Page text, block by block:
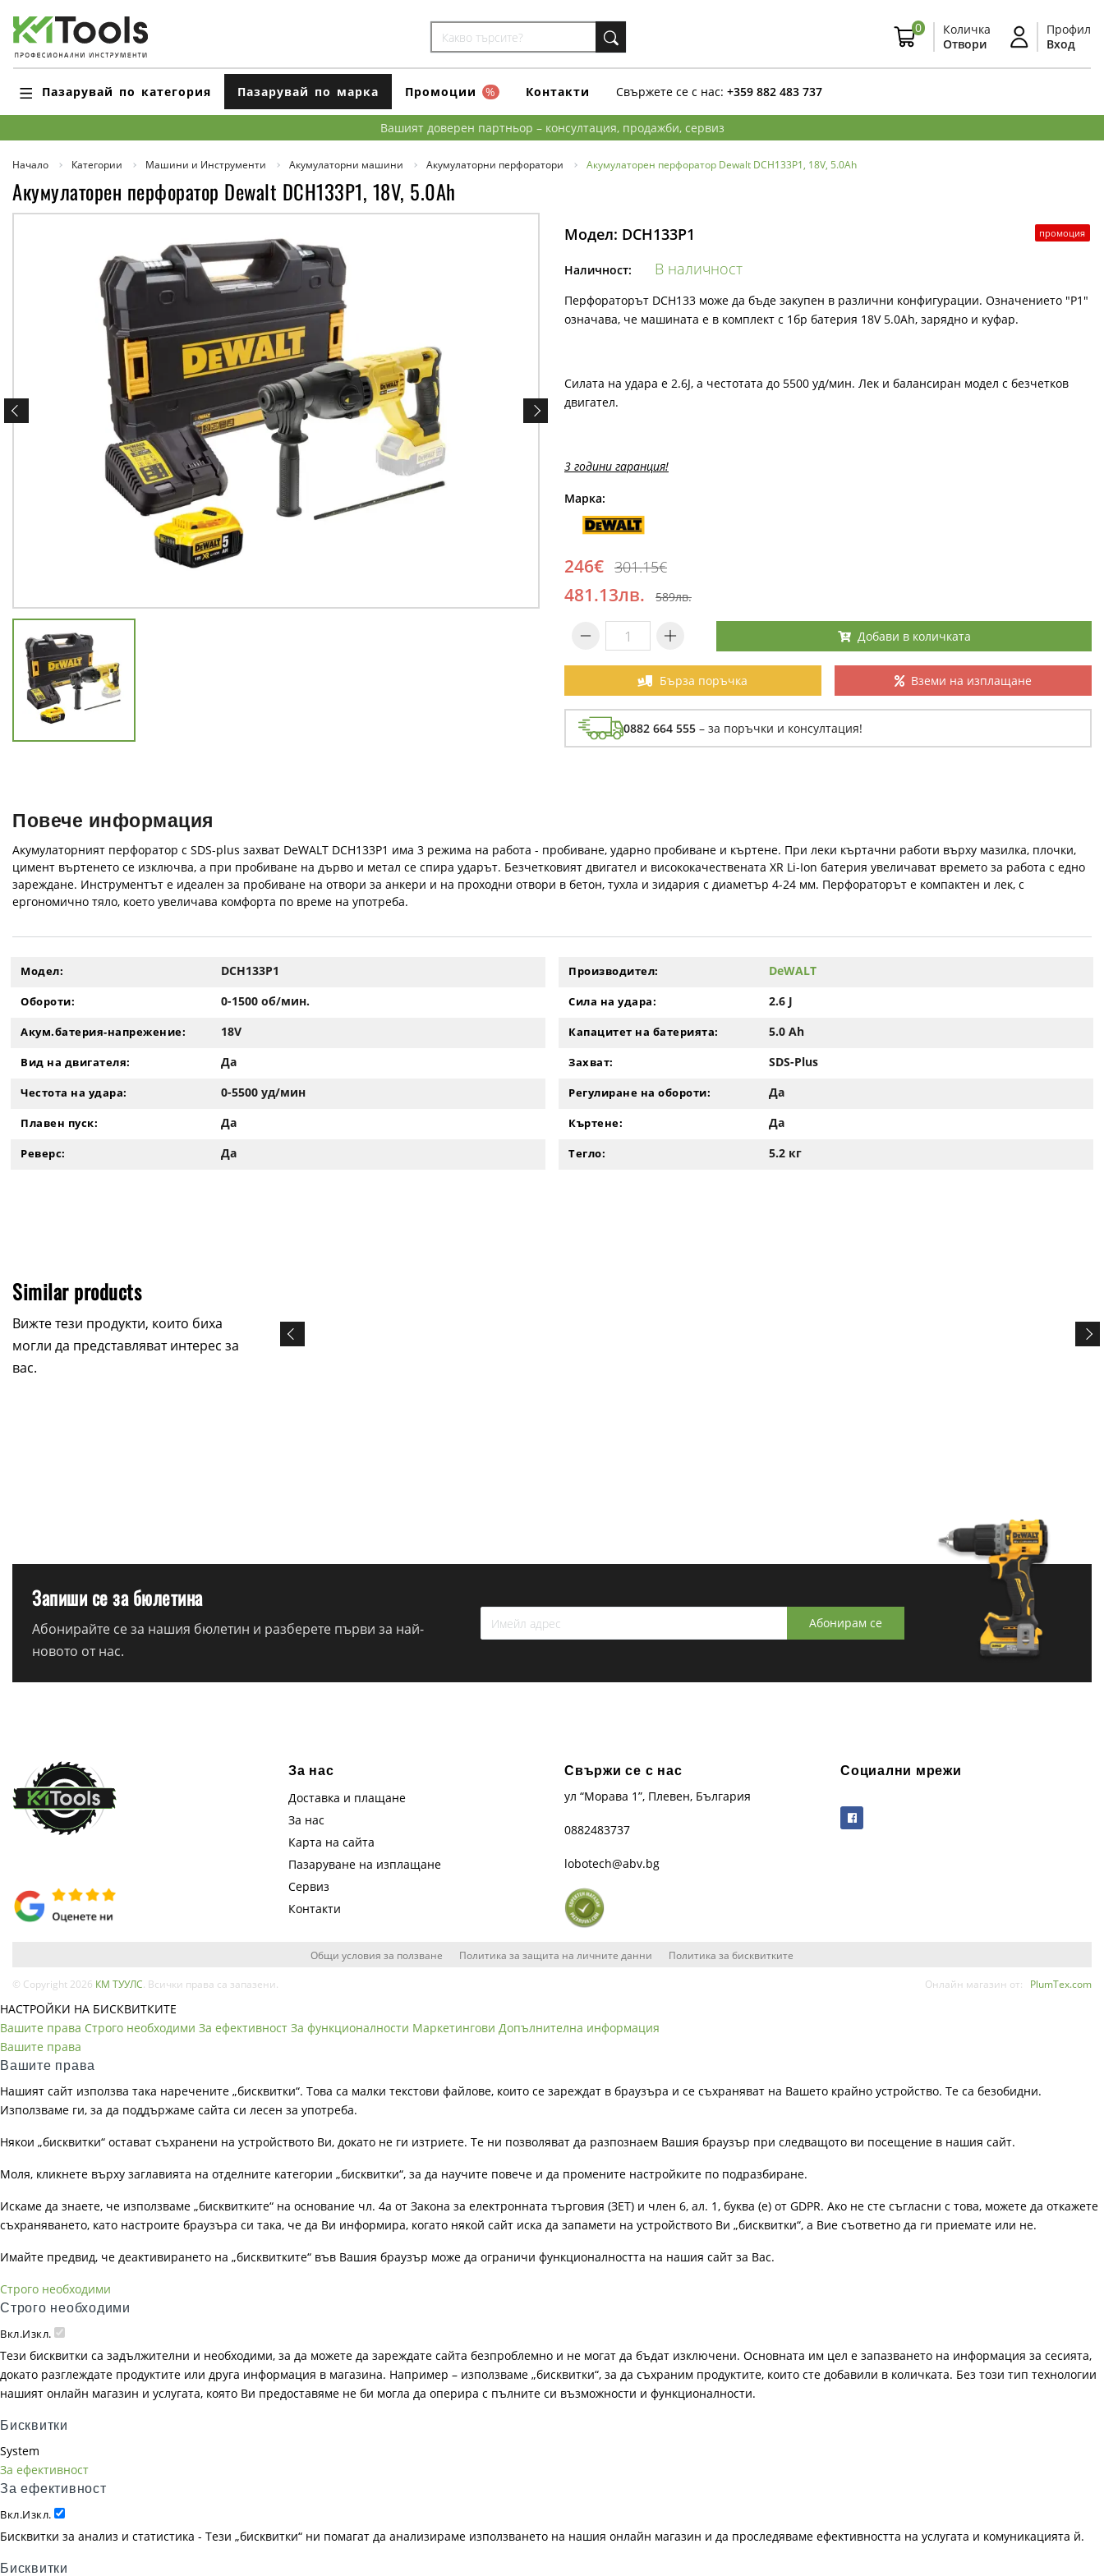
0
Количка
Отвори
Профил
Вход
Пазарувай по категория Пазарувай по марка Промоции % Контакти Свържете се с нас: +359 882 483 737
Вашият доверен партньор – консултация, продажби, сервиз
Начало Категории Машини и Инструменти Акумулаторни машини Акумулаторни перфоратори Акумулаторен перфоратор Dewalt DCH133P1, 18V, 5.0Ah
Акумулаторен перфоратор Dewalt DCH133P1, 18V, 5.0Ah
промоция
Модел: DCH133P1
Наличност: В наличност
Перфораторът DCH133 може да бъде закупен в различни конфигурации. Означението "P1"
означава, че машината е в комплект с 1бр батерия 18V 5.0Ah, зарядно и куфар.
Силата на удара е 2.6J, a честотата до 5500 уд/мин. Лек и балансиран модел с безчетков
двигател.
3 години гаранция!
Марка:
246€ 301.15€
481.13лв. 589лв.
Добави в количката
Бърза поръчка Вземи на изплащане
0882 664 555 – за поръчки и консултация!
Повече информация
Акумулаторният перфоратор с SDS-plus захват DeWALT DCH133P1 има 3 режима на работа - пробиване, ударно пробиване и къртене. При леки къртачни работи върху мазилка, плочки,
цимент въртенето се изключва, а при пробиване на дърво и метал се спира ударът. Безчетковият двигател и висококачествената XR Li-Ion батерия увеличават времето за работа с едно
зареждане. Инструментът е идеален за пробиване на отвори за анкери и на проходни отвори в бетон, тухла и зидария с диаметър 4-24 мм. Перфораторът е компактен и лек, с
ергономично тяло, което увеличава комфорта по време на употреба.
Модел: DCH133P1 Производител: DeWALT
Обороти: 0-1500 об/мин. Сила на удара: 2.6 J
Акум.батерия-напрежение: 18V Капацитет на батерията: 5.0 Ah
Вид на двигателя: Да Захват: SDS-Plus
Честота на удара: 0-5500 уд/мин Регулиране на обороти: Да
Плавен пуск: Да Къртене: Да
Реверс: Да Тегло: 5.2 кг
Similar products
Вижте тези продукти, които биха
могли да представляват интерес за
вас.
Запиши се за бюлетина
Абонирайте се за нашия бюлетин и разберете първи за най-
новото от нас.
Абонирам се
За нас
Доставка и плащане
За нас
Карта на сайта
Пазаруване на изплащане
Сервиз
Контакти
Свържи се с нас
ул “Морава 1”, Плевен, България
0882483737
lobotech@abv.bg
Социални мрежи
Общи условия за ползване Политика за защита на личните данни Политика за бисквитките
© Copyright 2026 КМ ТУУЛС . Всички права са запазени. Онлайн магазин от: PlumTex.com
НАСТРОЙКИ НА БИСКВИТКИТЕ
Вашите права Строго необходими За ефективност За функционалности Маркетингови Допълнителна информация
Вашите права
Вашите права
Нашият сайт използва така наречените „бисквитки“. Това са малки текстови файлове, които се зареждат в браузъра и се съхраняват на Вашето крайно устройство. Те са безобидни.
Използваме ги, за да поддържаме сайта си лесен за употреба.
Някои „бисквитки“ остават съхранени на устройството Ви, докато не ги изтриете. Те ни позволяват да разпознаем Вашия браузър при следващото ви посещение в нашия сайт.
Моля, кликнете върху заглавията на отделните категории „бисквитки“, за да научите повече и да промените настройките по подразбиране.
Искаме да знаете, че използваме „бисквитките“ на основание чл. 4а от Закона за електронната търговия (ЗЕТ) и член 6, ал. 1, буква (е) от GDPR. Ако не сте съгласни с това, можете да откажете
съхраняването, като настроите браузъра си така, че да Ви информира, когато някой сайт иска да запамети на устройството Ви „бисквитки“, а Вие съответно да ги приемате или не.
Имайте предвид, че деактивирането на „бисквитките“ във Вашия браузър може да ограничи функционалността на нашия сайт за Вас.
Строго необходими
Строго необходими
Вкл.Изкл.
Тези бисквитки са задължителни и необходими, за да можете да зареждате сайта безпроблемно и не могат да бъдат изключени. Основната им цел е запазването на информация за сесията,
докато разглеждате продуктите или друга информация в магазина. Например – използваме „бисквитки“, за да съхраним продуктите, които сте добавили в количката. Без този тип технологии
нашият онлайн магазин и услугата, която Ви предоставяме не би могла да оперира с пълните си възможности и функционалности.
Бисквитки
System
За ефективност
За ефективност
Вкл.Изкл.
Бисквитки за анализ и статистика - Тези „бисквитки“ ни помагат да анализираме използването на нашия онлайн магазин и да проследяваме ефективността на услугата и комуникацията й.
Бисквитки